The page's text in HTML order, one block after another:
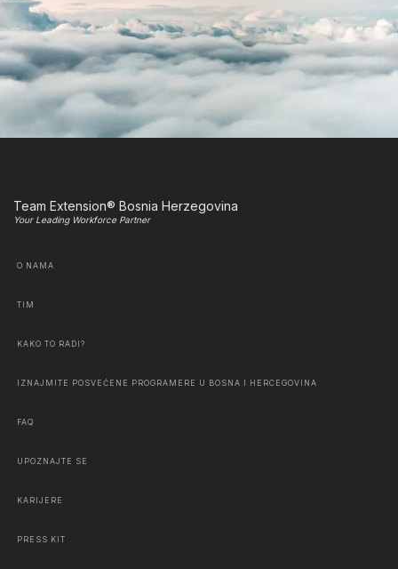
Team Extension® Bosnia Herzegovina
Your Leading Workforce Partner
O NAMA
TIM
KAKO TO RADI?
IZNAJMITE POSVEĆENE PROGRAMERE U BOSNA I HERCEGOVINA
FAQ
UPOZNAJTE SE
KARIJERE
PRESS KIT